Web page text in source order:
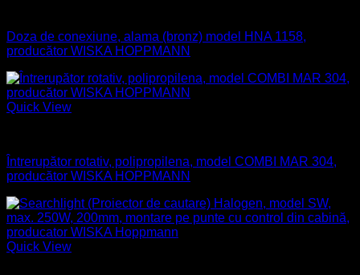
Doza de conexiune, alama (bronz) model HNA 1158,
producător WISKA HOPPMANN
Quick View
Întrerupător rotativ, polipropilena, model COMBI MAR 304,
producător WISKA HOPPMANN
Quick View